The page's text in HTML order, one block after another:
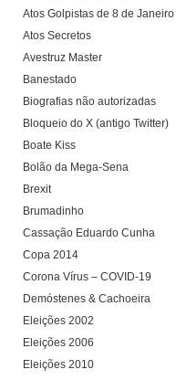
Atos Golpistas de 8 de Janeiro
Atos Secretos
Avestruz Master
Banestado
Biografias não autorizadas
Bloqueio do X (antigo Twitter)
Boate Kiss
Bolão da Mega-Sena
Brexit
Brumadinho
Cassação Eduardo Cunha
Copa 2014
Corona Vírus – COVID-19
Demóstenes & Cachoeira
Eleições 2002
Eleições 2006
Eleições 2010